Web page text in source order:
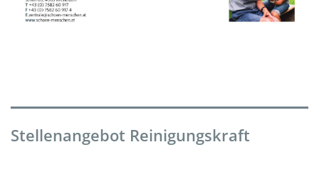
Stellenangebot Reinigungskraft